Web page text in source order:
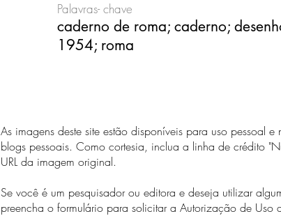
Palavras- chave
caderno de roma; caderno;
1954; roma
As imagens deste site estão disponíveis para uso pessoal
blogs pessoais. Como cortesia, inclua a linha de crédito
URL da imagem original.
Se você é um pesquisador ou editora e deseja utilizar
preencha o formulário para solicitar a Autorização de Uso